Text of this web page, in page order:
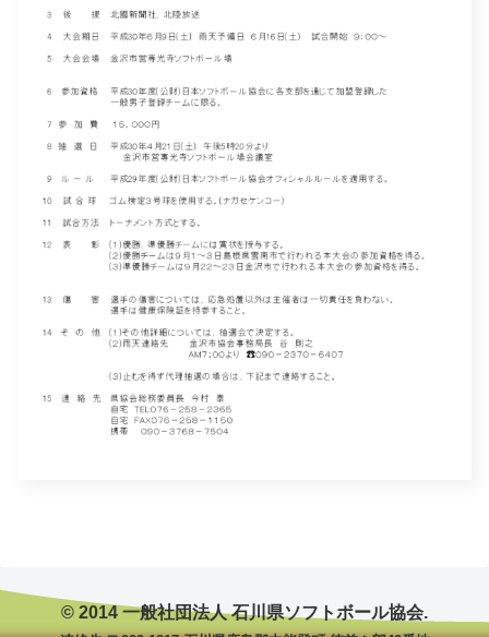
© 2014 一般社団法人 石川県ソフトボール協会.